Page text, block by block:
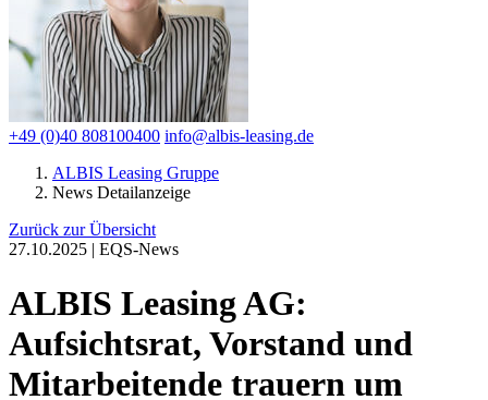
+49 (0)40 808100400 info@albis-leasing.de
ALBIS Leasing Gruppe
News Detailanzeige
Zurück zur Übersicht
27.10.2025 | EQS-News
ALBIS Leasing AG:
Aufsichtsrat, Vorstand und
Mitarbeitende trauern um